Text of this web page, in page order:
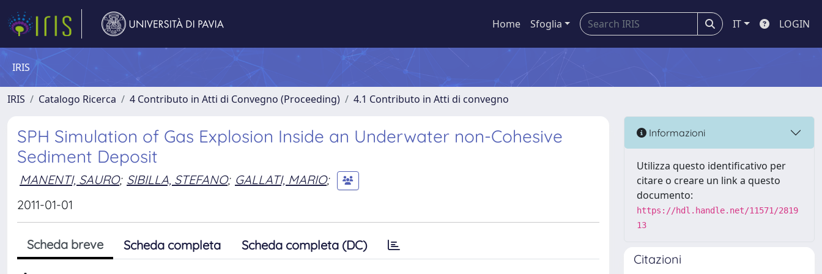
Home Sfoglia IT LOGIN
IRIS
IRIS Catalogo Ricerca 4 Contributo in Atti di Convegno (Proceeding) 4.1 Contributo in Atti di convegno
SPH Simulation of Gas Explosion Inside an Underwater non-Cohesive
Sediment Deposit
MANENTI, SAURO; SIBILLA, STEFANO; GALLATI, MARIO;
2011-01-01
Scheda breve Scheda completa Scheda completa (DC)
Informazioni
Utilizza questo identificativo per
citare o creare un link a questo
documento:
https://hdl.handle.net/11571/2819
13
Citazioni